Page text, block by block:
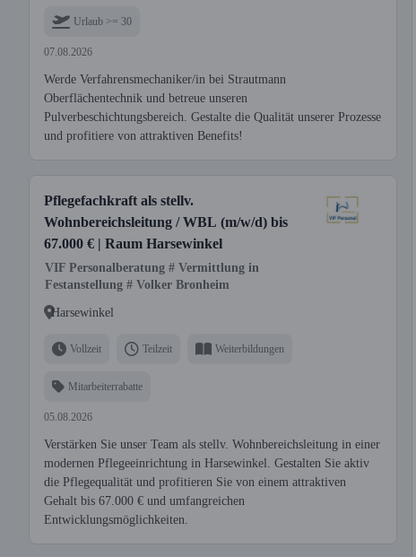
Urlaub >= 30
07.08.2026
Werde Verfahrensmechaniker/in bei Strautmann
Oberflächentechnik und betreue unseren
Pulverbeschichtungsbereich. Gestalte die Qualität unserer Prozesse
und profitiere von attraktiven Benefits!
Pflegefachkraft als stellv.
Wohnbereichsleitung / WBL (m/w/d) bis
67.000 € | Raum Harsewinkel
VIF Personalberatung # Vermittlung in
Festanstellung # Volker Bronheim
Harsewinkel
Vollzeit Teilzeit Weiterbildungen
Mitarbeiterrabatte
05.08.2026
Verstärken Sie unser Team als stellv. Wohnbereichsleitung in einer
modernen Pflegeeinrichtung in Harsewinkel. Gestalten Sie aktiv
die Pflegequalität und profitieren Sie von einem attraktiven
Gehalt bis 67.000 € und umfangreichen
Entwicklungsmöglichkeiten.